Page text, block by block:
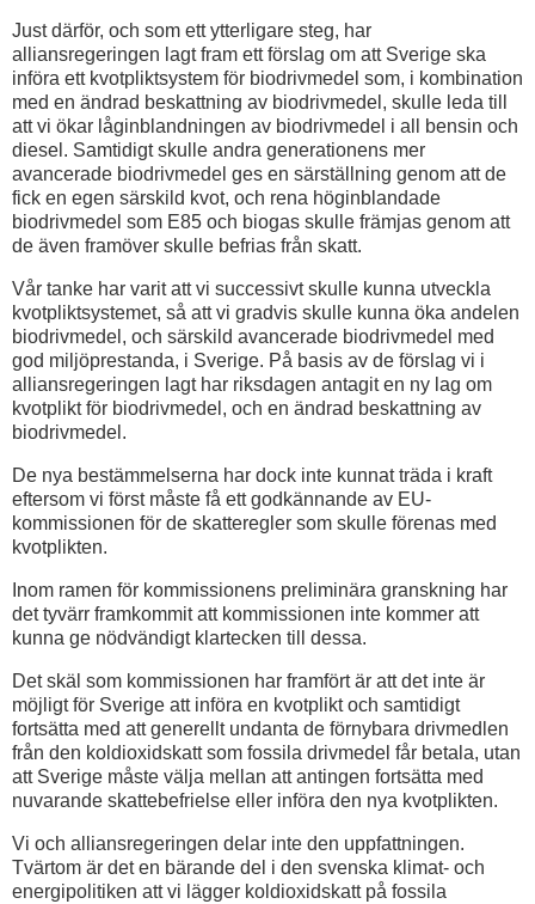
Just därför, och som ett ytterligare steg, har
alliansregeringen lagt fram ett förslag om att Sverige ska
införa ett kvotpliktsystem för biodrivmedel som, i kombination
med en ändrad beskattning av biodrivmedel, skulle leda till
att vi ökar låginblandningen av biodrivmedel i all bensin och
diesel. Samtidigt skulle andra generationens mer
avancerade biodrivmedel ges en särställning genom att de
fick en egen särskild kvot, och rena höginblandade
biodrivmedel som E85 och biogas skulle främjas genom att
de även framöver skulle befrias från skatt.
Vår tanke har varit att vi successivt skulle kunna utveckla
kvotpliktsystemet, så att vi gradvis skulle kunna öka andelen
biodrivmedel, och särskild avancerade biodrivmedel med
god miljöprestanda, i Sverige. På basis av de förslag vi i
alliansregeringen lagt har riksdagen antagit en ny lag om
kvotplikt för biodrivmedel, och en ändrad beskattning av
biodrivmedel.
De nya bestämmelserna har dock inte kunnat träda i kraft
eftersom vi först måste få ett godkännande av EU-
kommissionen för de skatteregler som skulle förenas med
kvotplikten.
Inom ramen för kommissionens preliminära granskning har
det tyvärr framkommit att kommissionen inte kommer att
kunna ge nödvändigt klartecken till dessa.
Det skäl som kommissionen har framfört är att det inte är
möjligt för Sverige att införa en kvotplikt och samtidigt
fortsätta med att generellt undanta de förnybara drivmedlen
från den koldioxidskatt som fossila drivmedel får betala, utan
att Sverige måste välja mellan att antingen fortsätta med
nuvarande skattebefrielse eller införa den nya kvotplikten.
Vi och alliansregeringen delar inte den uppfattningen.
Tvärtom är det en bärande del i den svenska klimat- och
energipolitiken att vi lägger koldioxidskatt på fossila